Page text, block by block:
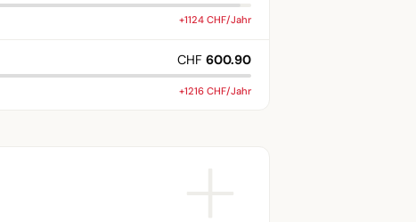
+1124 CHF/Jahr
CHF 600.90
+1216 CHF/Jahr